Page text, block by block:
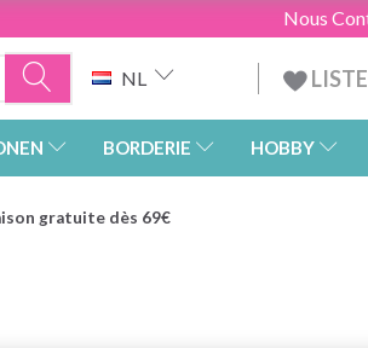
Nous
NL
BORDERIE HOBBY
gratuite dès 69€